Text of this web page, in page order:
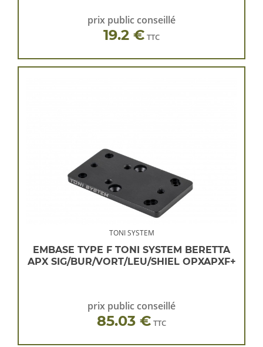
prix public conseillé
19.2 € TTC
TONI SYSTEM
EMBASE TYPE F TONI SYSTEM BERETTA
APX SIG/BUR/VORT/LEU/SHIEL OPXAPXF+
prix public conseillé
85.03 € TTC